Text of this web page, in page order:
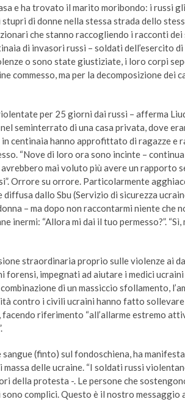
e ha trovato il marito moribondo: i russi
di donne nella stessa strada dello
che stanno raccogliendo i racconti
di invasori russi – soldati dell’esercito
o sono state giustiziate, i loro corpi
commesso, ma per la decomposizione dei
per 25 giorni dai russi – afferma
seminterrato di una casa privata, dove
centinaia hanno approfittato di ragazze e
“Nove di loro ora sono incinte –
mai voluto più avere un rapporto
Orrore su orrore. Particolarmente
dallo Sbu (Servizio di sicurezza
– ma dopo non raccontarmi niente che
inermi: “Allora mi dai il tuo permesso?”.
straordinaria proprio sulle violenze ai
forensi, impegnati ad aiutare i medici
di un massiccio sfollamento,
contro i civili ucraini hanno fatto
riferimento “all’allarme estremo
(finto) sul fondoschiena, ha
delle ucraine. “I soldati russi
della protesta -. Le persone che
complici. Questo è il nostro messaggio